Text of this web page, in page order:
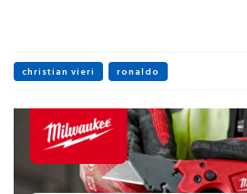
christian vieri ronaldo